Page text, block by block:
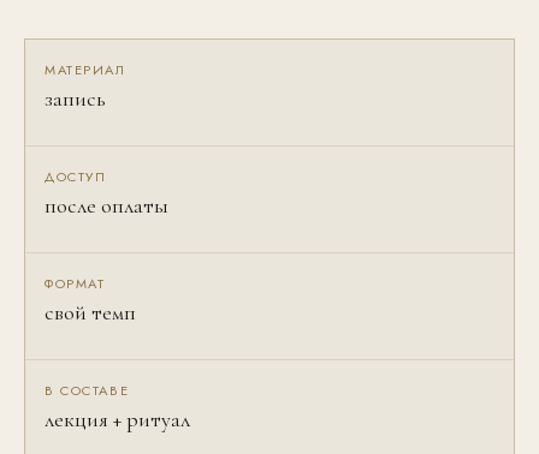
МАТЕРИАЛ
запись
ДОСТУП
после оплаты
ФОРМАТ
свой темп
В СОСТАВЕ
лекция + ритуал